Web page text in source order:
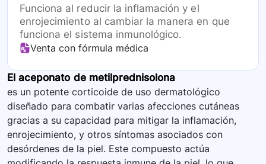
Funciona al reducir la inflamación y el
enrojecimiento al cambiar la manera en que
funciona el sistema inmunológico.
Venta con fórmula médica
El aceponato de metilprednisolona
es un potente corticoide de uso dermatológico
diseñado para combatir varias afecciones cutáneas
gracias a su capacidad para mitigar la inflamación,
enrojecimiento, y otros síntomas asociados con
desórdenes de la piel. Este compuesto actúa